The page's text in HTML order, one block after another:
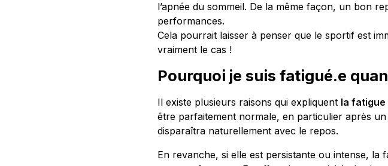
l’apnée du sommeil. De la même façon, un bon
performances.
Cela pourrait laisser à penser que le sportif est
vraiment le cas !
Pourquoi je suis fatigué.e
Il existe plusieurs raisons qui expliquent la
être parfaitement normale, en particulier après un
disparaîtra naturellement avec le repos.
En revanche, si elle est persistante ou intense, la